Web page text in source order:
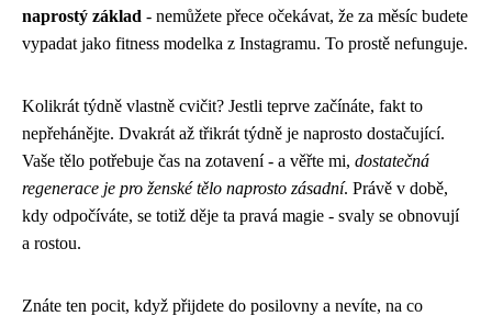
naprostý základ - nemůžete přece očekávat, že za měsíc budete
vypadat jako fitness modelka z Instagramu. To prostě nefunguje.
Kolikrát týdně vlastně cvičit? Jestli teprve začínáte, fakt to
nepřehánějte. Dvakrát až třikrát týdně je naprosto dostačující.
Vaše tělo potřebuje čas na zotavení - a věřte mi, dostatečná
regenerace je pro ženské tělo naprosto zásadní. Právě v době,
kdy odpočíváte, se totiž děje ta pravá magie - svaly se obnovují
a rostou.
Znáte ten pocit, když přijdete do posilovny a nevíte, na co